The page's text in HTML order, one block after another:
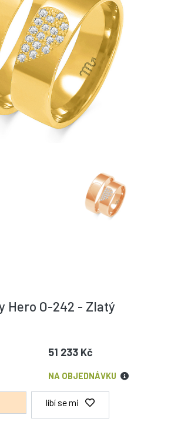
Hero O-242 - Zlatý
51 233 Kč
NA OBJEDNÁVKU
líbí se mi